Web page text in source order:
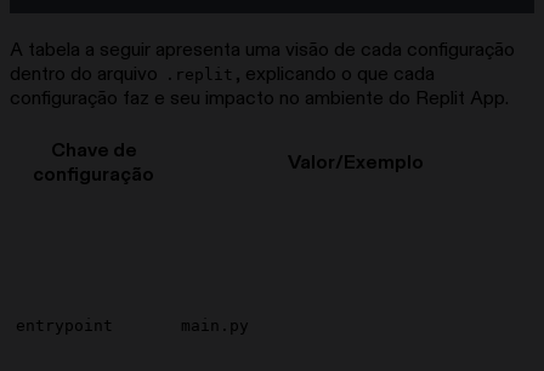
A tabela a seguir apresenta uma visão de cada configuração
dentro do arquivo
.replit , explicando o que cada
configuração faz e seu impacto no ambiente do Replit App.
Chave de
configuração
Valor/Exemplo
entrypoint main.py